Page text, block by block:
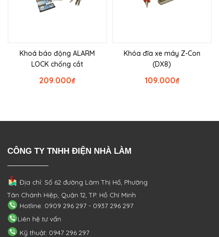
Khoá báo động ALARM
LOCK chống cắt
₫
209.000
Khóa đĩa xe máy Z-Con
(DX8)
₫
109.000
CÔNG TY TNHH ĐIỆN NHÀ LÀM
Địa chỉ: Số 62 đường Lâm Thị Hố, Phường
Tân Chánh Hiệp, Quận 12, TP. Hồ Chí Minh
Hotline: 0909 296 297 - 0937 296 297
Liên hệ tư vấn
Kỹ thuật: 0947 296 297